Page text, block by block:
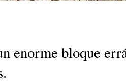
enorme bloque